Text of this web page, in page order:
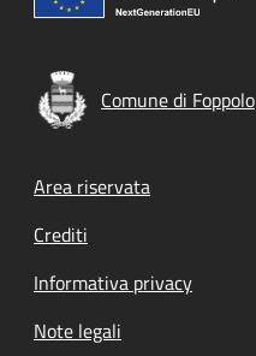
Comune di Foppolo
Footer menu
Area riservata
Crediti
Informativa privacy
Note legali